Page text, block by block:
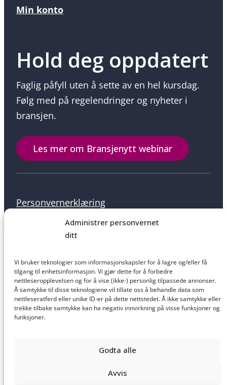
Administrer personvernet
ditt
Vi bruker teknologier som informasjonskapsler for å lagre og/eller få
tilgang til enhetsinformasjon. Vi gjør dette for å forbedre
nettleseropplevelsen og for å vise (ikke-) personlig tilpassede annonser.
Å samtykke til disse teknologiene vil tillate oss å behandle data som
nettleseratferd eller unike ID-er på dette nettstedet. Å ikke samtykke eller
trekke tilbake samtykke kan ha negativ innvirkning på visse funksjoner og
funksjoner.
Godta alle
Avvis
Min konto
Hold deg oppdatert
Faglig påfyll uten å sette av en hel kursdag.
Følg med på regelendringer og nyheter i
bransjen.
Les mer om Bransjenytt webinar
Personvernerklæring
Salgsbetingelser